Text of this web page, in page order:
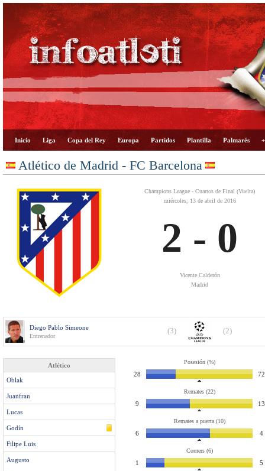
Inicio Liga Copa del Rey Europa Partidos Plantilla Palmarés
Atlético de Madrid - FC Barcelona
Champions League - Cuartos de Final (Vuelta)
miércoles, 13 de abril de 2016
2 - 0
Vicente Calderón
Madrid
Diego Pablo Simeone
Entrenador
(3) (2)
Atlético
Oblak
Juanfran
Lucas
Godín
Filipe Luis
Augusto
Posesión (%)
28 72
Remates (22)
9 13
Remates a puerta (10)
6 4
Corners (6)
1 5